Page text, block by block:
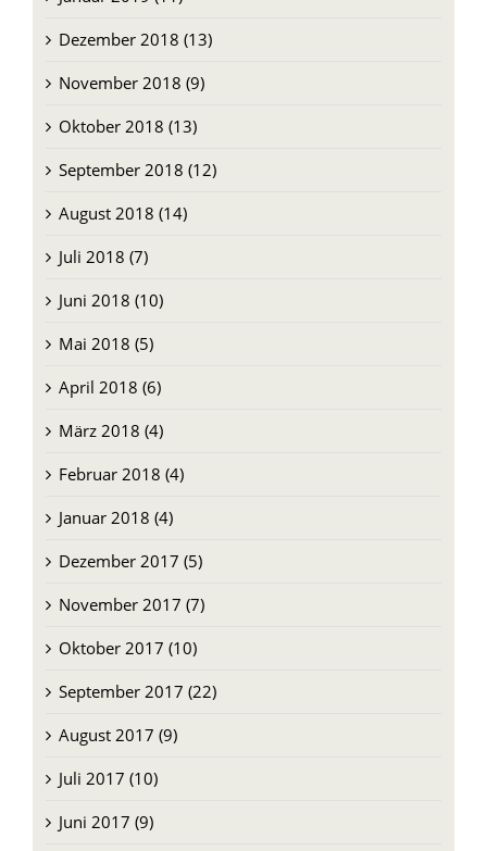
November 2018 (9)
Oktober 2018 (13)
September 2018 (12)
August 2018 (14)
Juli 2018 (7)
Juni 2018 (10)
Mai 2018 (5)
April 2018 (6)
März 2018 (4)
Februar 2018 (4)
Januar 2018 (4)
Dezember 2017 (5)
November 2017 (7)
Oktober 2017 (10)
September 2017 (22)
August 2017 (9)
Juli 2017 (10)
Juni 2017 (9)
Mai 2017 (34)